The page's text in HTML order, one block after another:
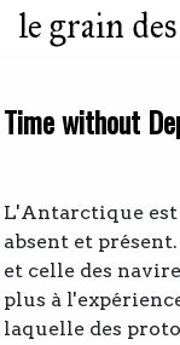
le grain
Time without
L'Antarctique
absent et
et celle des
plus à
laquelle des